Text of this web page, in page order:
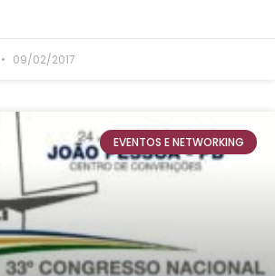
09/02/2017
EVENTOS E NETWORKING